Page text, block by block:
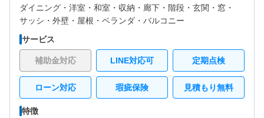
ダイニング・ 洋室・ 和室・ 収納・ 廊下・ 階段・ 玄関・ 窓・
サッシ・ 外壁・ 屋根・ ベランダ・バルコニー
サービス
補助金対応 LINE対応可 定期点検
ローン対応 瑕疵保険 見積もり無料
特徴